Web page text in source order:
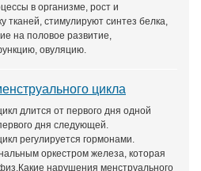
в организме, рост и
тканей, стимулируют синтез белка,
на половое развитие,
овуляцию.
цикла
длится от первого дня одной
дня следующей.
регулируется гормонами.
оркестром железа, которая
нарушения менструального